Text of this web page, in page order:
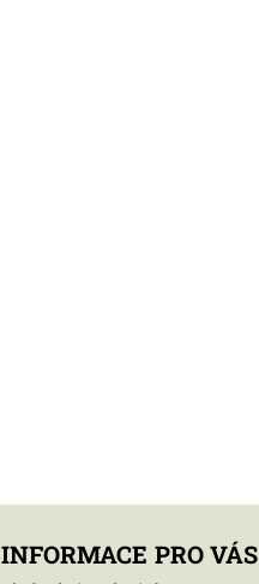
INFORMACE PRO VÁS